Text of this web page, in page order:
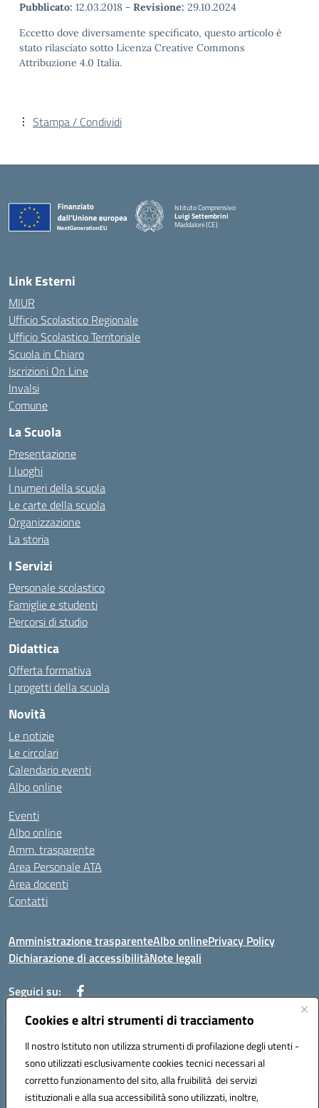
Cookies e altri strumenti di tracciamento
Il nostro Istituto non utilizza strumenti di profilazione degli utenti -
sono utilizzati esclusivamente cookies tecnici necessari al
corretto funzionamento del sito, alla fruibilità dei servizi
istituzionali e alla sua accessibilità sono utilizzati, inoltre,
Pubblicato: 12.03.2018 - Revisione: 29.10.2024
Eccetto dove diversamente specificato, questo articolo è
stato rilasciato sotto Licenza Creative Commons
Attribuzione 4.0 Italia.
Stampa / Condividi
Istituto Comprensivo
Luigi Settembrini
Maddaloni (CE)
Link Esterni
MIUR
Ufficio Scolastico Regionale
Ufficio Scolastico Territoriale
Scuola in Chiaro
Iscrizioni On Line
Invalsi
Comune
La Scuola
Presentazione
I luoghi
I numeri della scuola
Le carte della scuola
Organizzazione
La storia
I Servizi
Personale scolastico
Famiglie e studenti
Percorsi di studio
Didattica
Offerta formativa
I progetti della scuola
Novità
Le notizie
Le circolari
Calendario eventi
Albo online
Eventi
Albo online
Amm. trasparente
Area Personale ATA
Area docenti
Contatti
Amministrazione trasparenteAlbo onlinePrivacy Policy
Dichiarazione di accessibilitàNote legali
Seguici su:
Indirizzo: VIA BRECCIAME, 46 - 81024 MADDALONI (CE)
Mail: CEIC8AU001@istruzione.it - Pec: CEIC8AU001@pec.istruzione.it -
Telefono: 0823408721
Meccanografico: CEIC8AU001
Codice fiscale: 93086080616